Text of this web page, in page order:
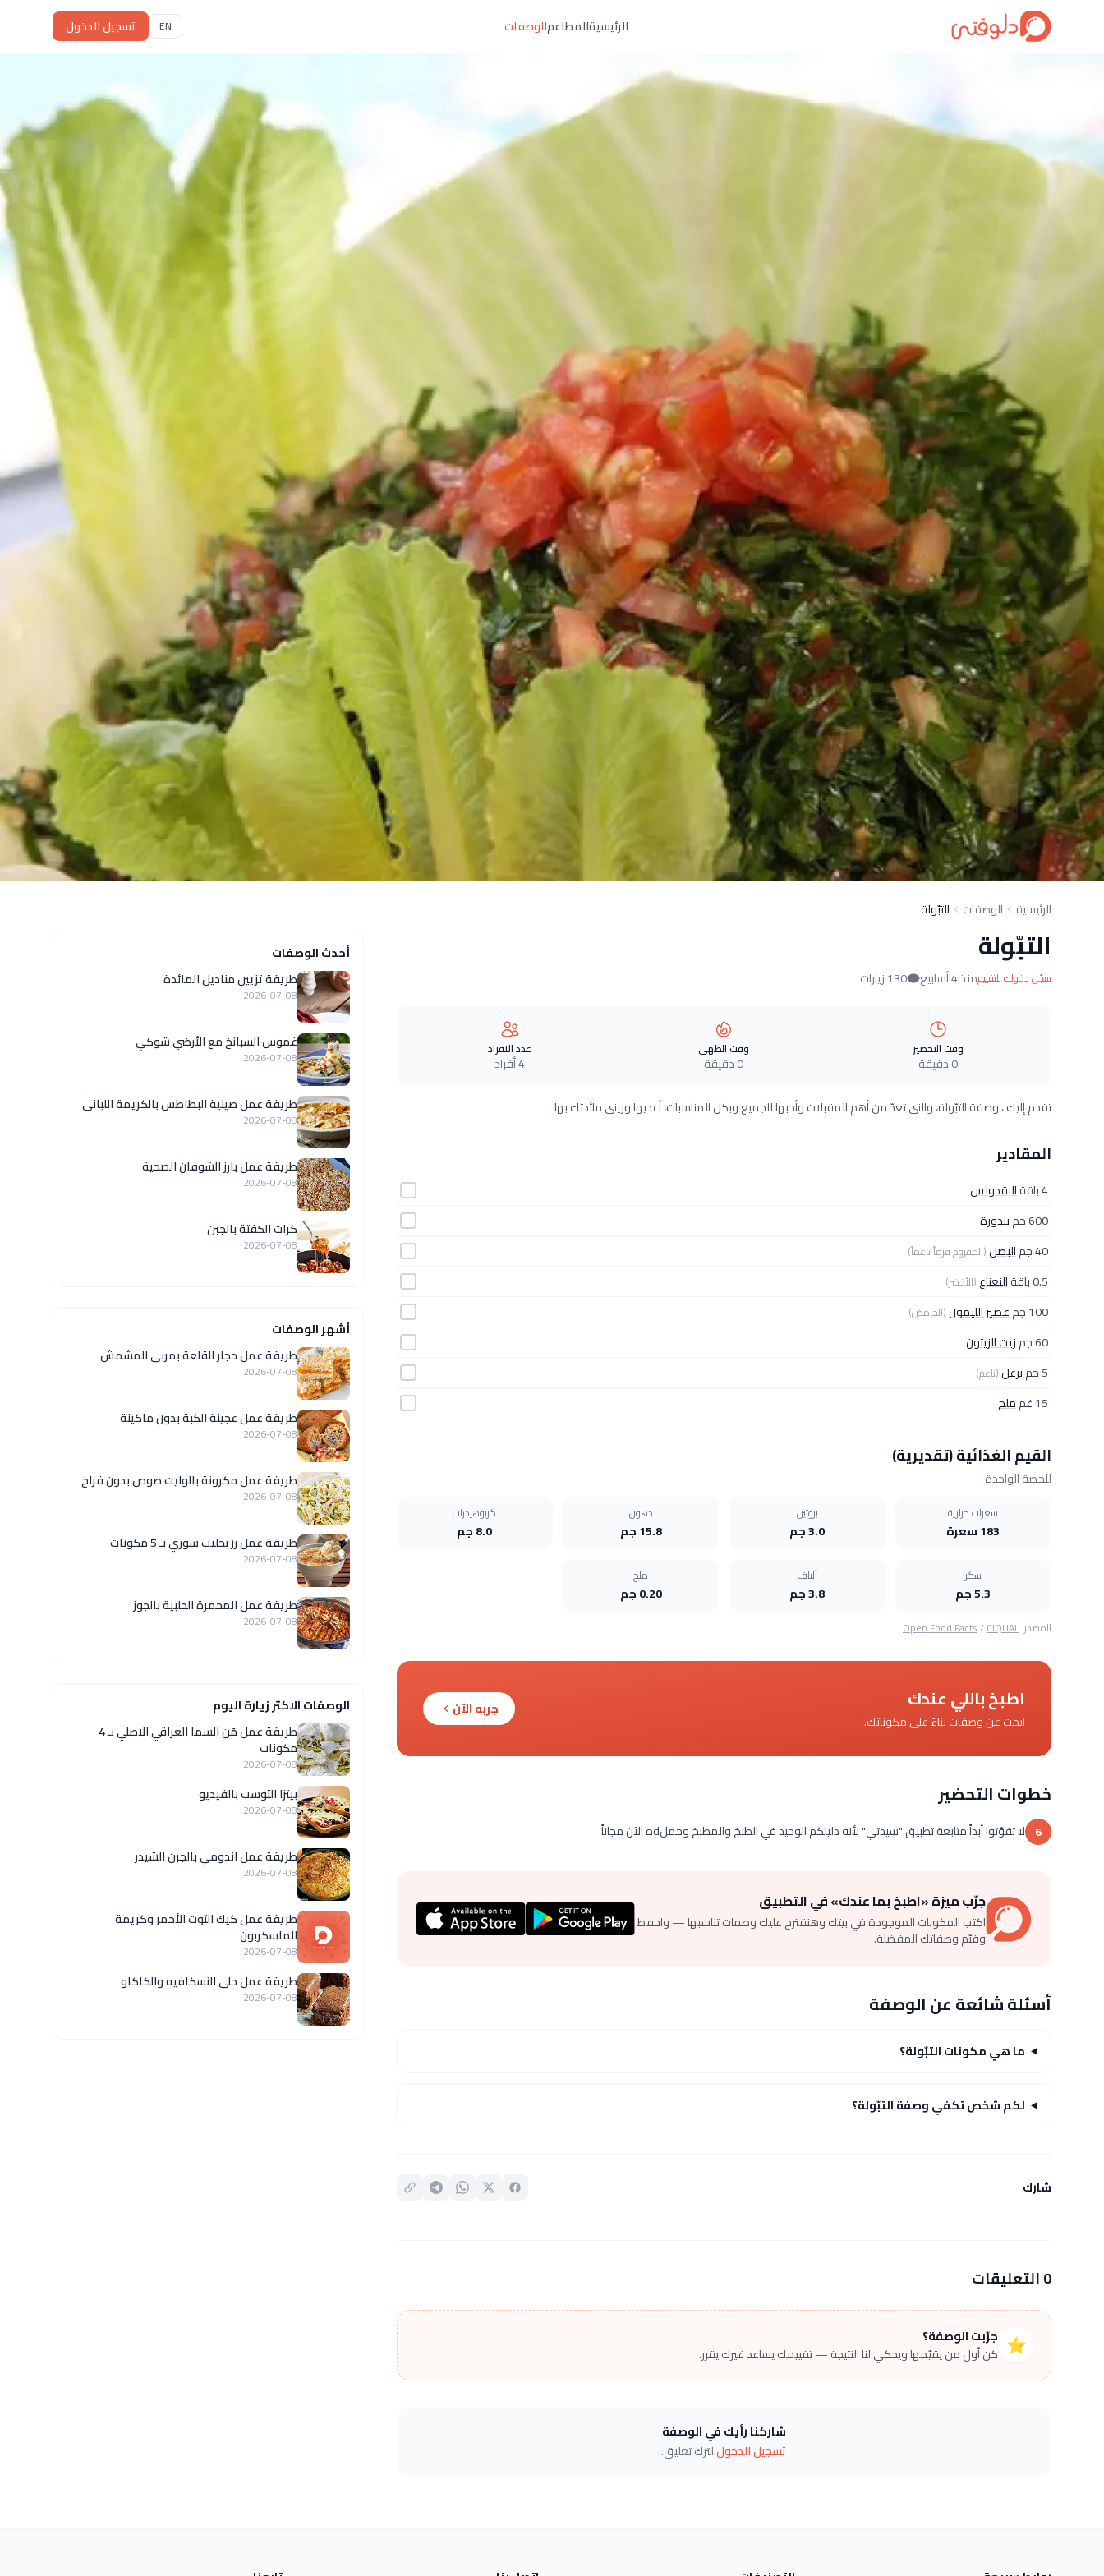
الرئيسيةالمطاعمالوصفات EN تسجيل الدخول
الرئيسية الوصفات التبّولة
التبّولة
سجّل دخولك للتقييممنذ 4 أسابيع 130 زيارات
وقت التحضير
0 دقيقة
وقت الطهي
0 دقيقة
عدد الافراد
4 أفراد
تقدم إليك ، وصفة التبّولة، والتي تعدّ من أهم المقبلات وأحبها للجميع وبكل المناسبات، أعديها وزيني مائدتك بها
المقادير
4 باقة
البقدونس
600 جم
بندورة
40 جم
البصل(المفروم فرماً ناعماً)
0.5 باقة النعناع(الأخضر)
100 جم عصير الليمون(الحامض)
60 جم
زيت الزيتون
5 جم
برغل(ناعم)
15 غم ملح
القيم الغذائية (تقديرية)
للحصة الواحدة
سعرات حرارية
183 سعرة
بروتين
3.0 جم
دهون
15.8 جم
كربوهيدرات
8.0 جم
سكر
5.3 جم
ألياف
3.8 جم
ملح
0.20 جم
المصدر: Open Food Facts/CIQUAL
اطبخ باللي عندك
ابحث عن وصفات بناءً على مكوناتك.
جربه الآن
خطوات التحضير
6 لا تفوّتوا أبداً متابعة تطبيق "سيدتي" لأنه دليلكم الوحيد في الطبخ والمطبخ وحملdه الآن مجاناً
جرّب ميزة «اطبخ بما عندك» في التطبيق
اكتب المكونات الموجودة في بيتك وهنقترح عليك وصفات تناسبها — واحفظ
وقيّم وصفاتك المفضلة.
أسئلة شائعة عن الوصفة
ما هي مكونات التبّولة؟
لكم شخص تكفي وصفة التبّولة؟
شارك
0 التعليقات
⭐ جرّبت الوصفة؟
كن أول من يقيّمها ويحكي لنا النتيجة — تقييمك يساعد غيرك يقرر.
شاركنا رأيك في الوصفة
تسجيل الدخوللترك تعليق.
أحدث الوصفات
طريقة تزيين مناديل المائدة
2026-07-08
غموس السبانخ مع الأرضي شوكي
2026-07-08
طريقة عمل صينية البطاطس بالكريمة اللبانى
2026-07-08
طريقة عمل بارز الشوفان الصحية
2026-07-08
كرات الكفتة بالجبن
2026-07-08
أشهر الوصفات
طريقة عمل حجار القلعة بمربى المشمش
2026-07-08
طريقة عمل عجينة الكبة بدون ماكينة
2026-07-08
طريقة عمل مكرونة بالوايت صوص بدون فراخ
2026-07-08
طريقة عمل رز بحليب سوري بـ 5 مكونات
2026-07-08
طريقة عمل المحمرة الحلبية بالجوز
2026-07-08
الوصفات الاكثر زيارة اليوم
طريقة عمل مَن السما العراقي الاصلي بـ 4
مكونات
2026-07-08
بيتزا التوست بالفيديو
2026-07-08
طريقة عمل اندومي بالجبن الشيدر
2026-07-08
طريقة عمل كيك التوت الأحمر وكريمة
الماسكربون
2026-07-08
طريقة عمل حلى النسكافيه والكاكاو
2026-07-08